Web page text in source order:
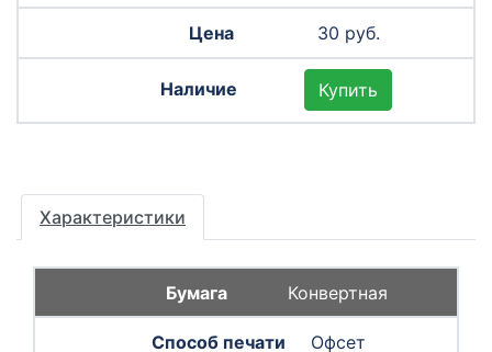
30 руб.
Купить
Характеристики
Конвертная
Офсет